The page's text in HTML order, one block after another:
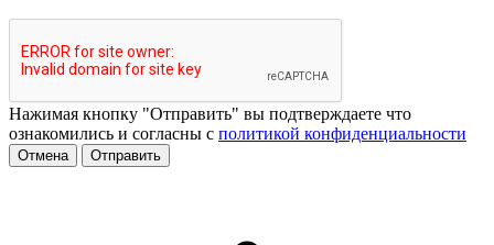
Нажимая кнопку "Отправить" вы подтверждаете что
ознакомились и согласны с политикой конфиденциальности
Отмена Отправить